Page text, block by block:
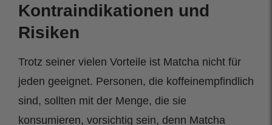
Kontraindikationen und
Risiken
Trotz seiner vielen Vorteile ist Matcha nicht für
jeden geeignet. Personen, die koffeinempfindlich
sind, sollten mit der Menge, die sie
konsumieren, vorsichtig sein, denn Matcha